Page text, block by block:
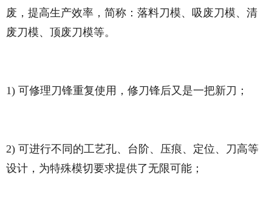
废，提高生产效率，简称：落料刀模、吸废刀模、清
废刀模、顶废刀模等。
1) 可修理刀锋重复使用，修刀锋后又是一把新刀；
2) 可进行不同的工艺孔、台阶、压痕、定位、刀高等
设计，为特殊模切要求提供了无限可能；